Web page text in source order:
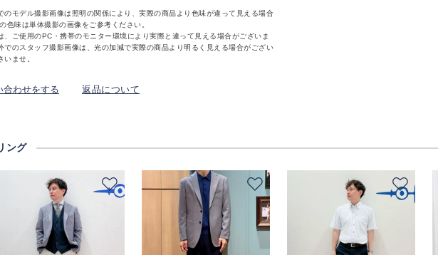
モデル撮影画像は照明の関係により、実際の商品より色味が違って見える場合
色味は単体撮影の画像をご参考ください。
ご使用のPC・携帯のモニター環境により実際と違って見える場合がございま
でのスタッフ撮影画像は、光の加減で実際の商品より明るく見える場合がござい
いませ。
合わせをする 返品について
ング